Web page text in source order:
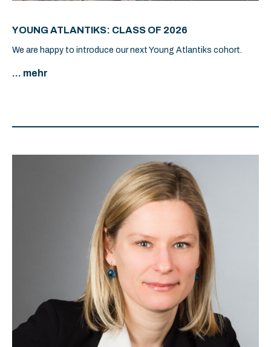
YOUNG ATLANTIKS: CLASS OF 2026
We are happy to introduce our next Young Atlantiks cohort.
... mehr